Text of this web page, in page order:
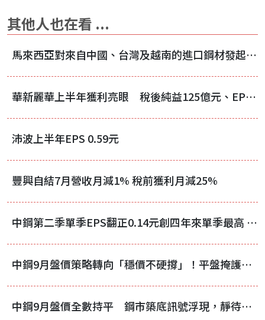
其他人也在看 ...
馬來西亞對來自中國、台灣及越南的進口鋼材發起反傾銷調查
華新麗華上半年獲利亮眼 稅後純益125億元、EPS 2.85元
沛波上半年EPS 0.59元
豐興自結7月營收月減1% 稅前獲利月減25%
中鋼第二季單季EPS翻正0.14元創四年來單季最高 唯上半年仍陷虧損
中鋼9月盤價策略轉向「穩價不硬撐」！平盤掩護下調整價差，實際跌幅收斂
中鋼9月盤價全數持平 鋼市築底訊號浮現，靜待下游補庫存啟動